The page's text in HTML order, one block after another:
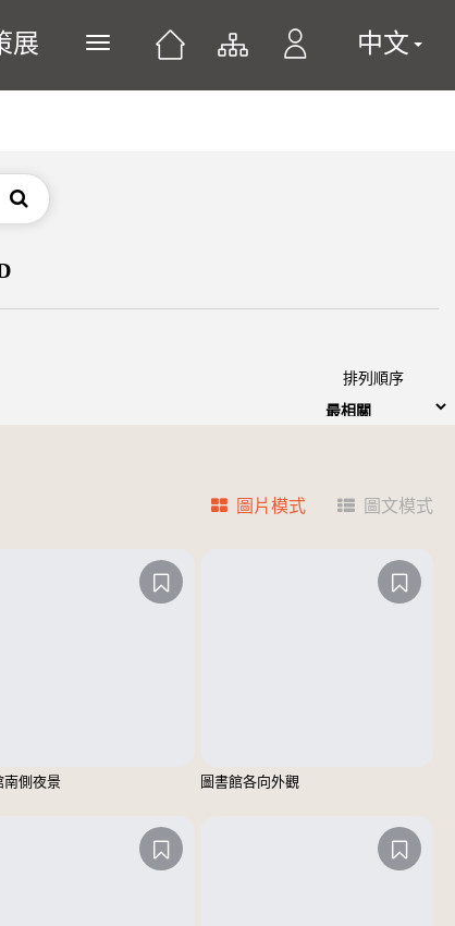
展 展開或關閉主選單 中文
搜尋
排列順序
圖片模式 圖文模式
南側夜景 圖書館各向外觀